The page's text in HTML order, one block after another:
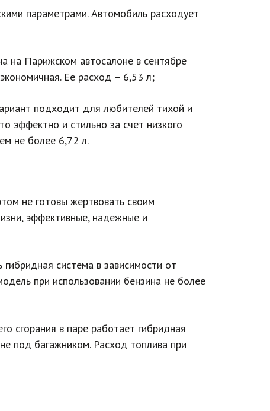
параметрами. Автомобиль расходует
на Парижском автосалоне в сентябре
Ее расход – 6,53 л;
подходит для любителей тихой и
эффектно и стильно за счет низкого
не более 6,72 л.
не готовы жертвовать своим
эффективные, надежные и
система в зависимости от
при использовании бензина не более
сгорания в паре работает гибридная
под багажником. Расход топлива при